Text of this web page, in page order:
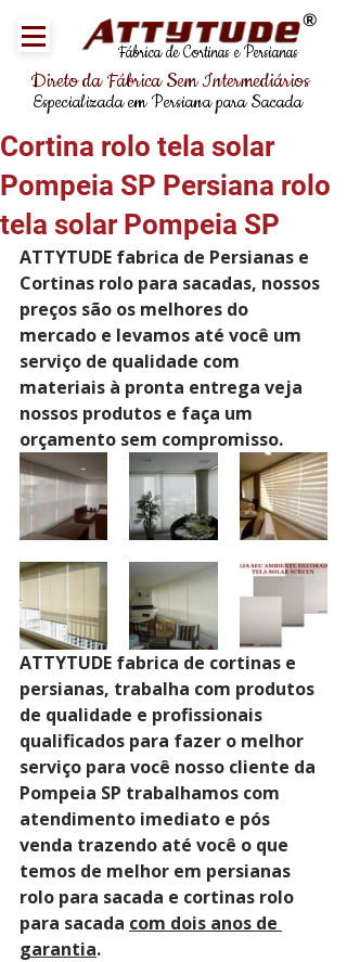
Fábrica de Cortinas e Persianas
®
Direto da Fábrica Sem Intermediários
Especializada em Persiana para Sacada
Cortina rolo tela solar
Pompeia SP Persiana rolo
tela solar Pompeia SP
ATTYTUDE fabrica de Persianas e
Cortinas rolo para sacadas, nossos
preços são os melhores do
mercado e levamos até você um
serviço de qualidade com
materiais à pronta entrega veja
nossos produtos e faça um
orçamento sem compromisso.
ATTYTUDE fabrica de cortinas e
persianas, trabalha com produtos
de qualidade e profissionais
qualificados para fazer o melhor
serviço para você nosso cliente da
Pompeia SP trabalhamos com
atendimento imediato e pós
venda trazendo até você o que
temos de melhor em persianas
rolo para sacada e cortinas rolo
para sacada com dois anos de
garantia.